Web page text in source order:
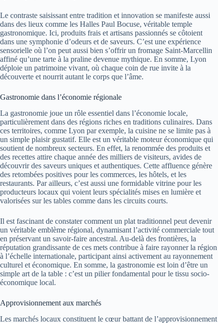
Le contraste saisissant entre tradition et innovation se manifeste aussi
dans des lieux comme les Halles Paul Bocuse, véritable temple
gastronomique. Ici, produits frais et artisans passionnés se côtoient
dans une symphonie d’odeurs et de saveurs. C’est une expérience
sensorielle où l’on peut aussi bien s’offrir un fromage Saint-Marcellin
affiné qu’une tarte à la praline devenue mythique. En somme, Lyon
déploie un patrimoine vivant, où chaque coin de rue invite à la
découverte et nourrit autant le corps que l’âme.
Gastronomie dans l’économie régionale
La gastronomie joue un rôle essentiel dans l’économie locale,
particulièrement dans des régions riches en traditions culinaires. Dans
ces territoires, comme Lyon par exemple, la cuisine ne se limite pas à
un simple plaisir gustatif. Elle est un véritable moteur économique qui
soutient de nombreux secteurs. En effet, la renommée des produits et
des recettes attire chaque année des milliers de visiteurs, avides de
découvrir des saveurs uniques et authentiques. Cette affluence génère
des retombées positives pour les commerces, les hôtels, et les
restaurants. Par ailleurs, c’est aussi une formidable vitrine pour les
producteurs locaux qui voient leurs spécialités mises en lumière et
valorisées sur les tables comme dans les circuits courts.
Il est fascinant de constater comment un plat traditionnel peut devenir
un véritable emblème régional, dynamisant l’activité commerciale tout
en préservant un savoir-faire ancestral. Au-delà des frontières, la
réputation grandissante de ces mets contribue à faire rayonner la région
à l’échelle internationale, participant ainsi activement au rayonnement
culturel et économique. En somme, la gastronomie est loin d’être un
simple art de la table : c’est un pilier fondamental pour le tissu socio-
économique local.
Approvisionnement aux marchés
Les marchés locaux constituent le cœur battant de l’approvisionnement